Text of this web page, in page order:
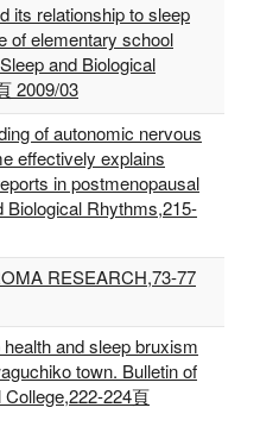
its relationship to sleep
of elementary school
and Biological
2009/03
of autonomic nervous
effectively explains
in postmenopausal
Biological Rhythms,215-
RESEARCH,73-77
and sleep bruxism
town. Bulletin of
224頁